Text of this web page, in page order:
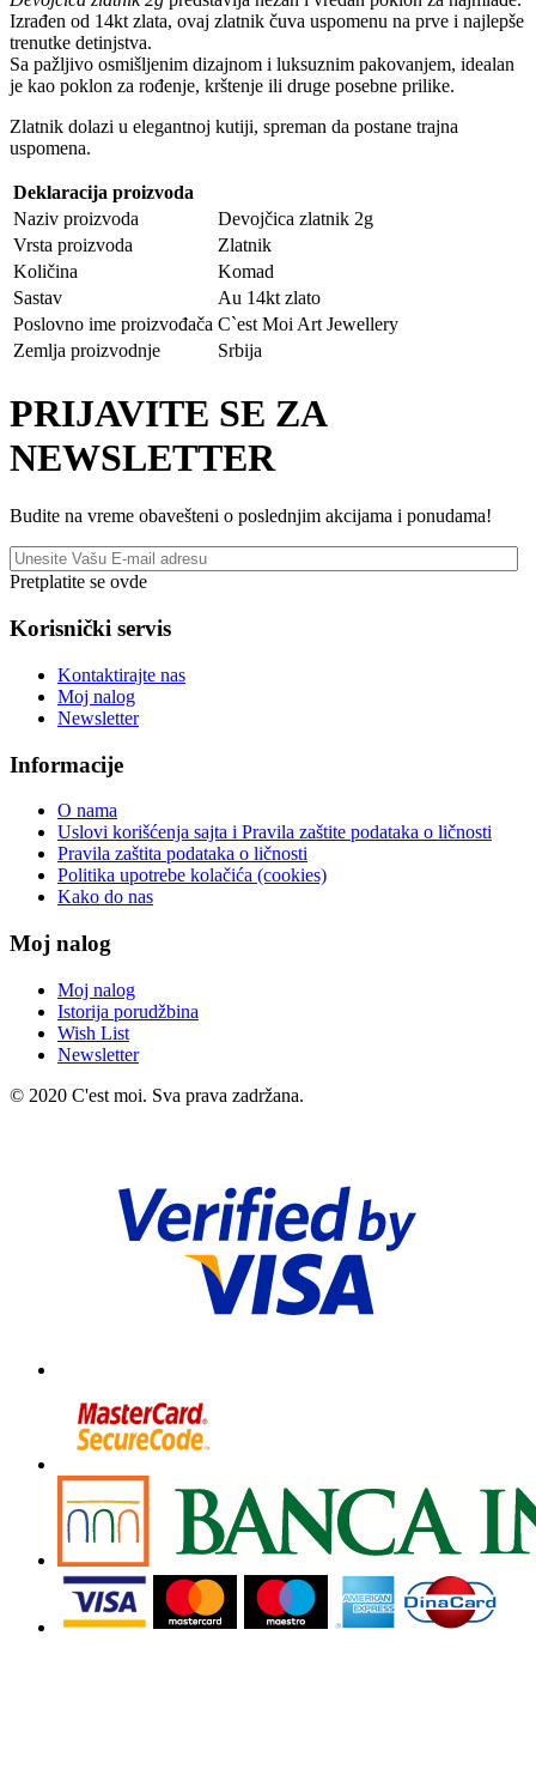
Izrađen od 14kt zlata, ovaj zlatnik čuva uspomenu na prve i najlepše
trenutke detinjstva.
Sa pažljivo osmišljenim dizajnom i luksuznim pakovanjem, idealan
je kao poklon za rođenje, krštenje ili druge posebne prilike.
Zlatnik dolazi u elegantnoj kutiji, spreman da postane trajna
uspomena.
Deklaracija proizvoda
Naziv proizvoda
Devojčica zlatnik 2g
Vrsta proizvoda
Zlatnik
Količina
Komad
Sastav
Au 14kt zlato
Poslovno ime proizvođača C`est Moi Art Jewellery
Zemlja proizvodnje
Srbija
PRIJAVITE SE ZA
NEWSLETTER
Budite na vreme obavešteni o poslednjim akcijama i ponudama!
Pretplatite se ovde
Korisnički servis
Kontaktirajte nas
Moj nalog
Newsletter
Informacije
O nama
Uslovi korišćenja sajta i Pravila zaštite podataka o ličnosti
Pravila zaštita podataka o ličnosti
Politika upotrebe kolačića (cookies)
Kako do nas
Moj nalog
Moj nalog
Istorija porudžbina
Wish List
Newsletter
© 2020 C'est moi. Sva prava zadržana.